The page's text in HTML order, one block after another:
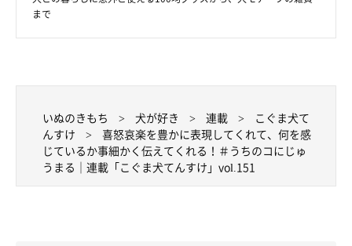
いぬのきもちWEB MAGAZINE
まで
いぬのきもち 犬が好き 連載
こぐま犬て
んすけ
喜怒哀楽を豊かに表現してくれて、何を感
じているか事細かく伝えてくれる！＃うちのコにじゅ
うまる｜連載「こぐま犬てんすけ」vol.151